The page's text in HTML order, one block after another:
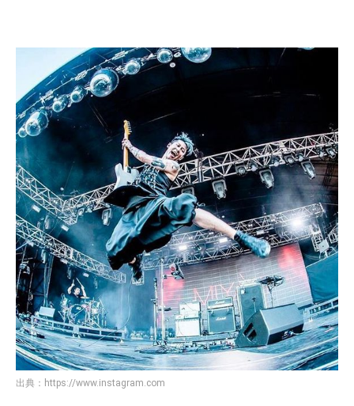
出典： https://www.instagram.com